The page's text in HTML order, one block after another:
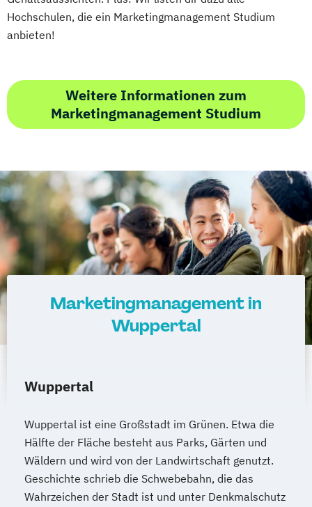
Hochschulen, die ein Marketingmanagement Studium
anbieten!
Weitere Informationen zum
Marketingmanagement Studium
Marketingmanagement in
Wuppertal
Wuppertal
Wuppertal ist eine Großstadt im Grünen. Etwa die
Hälfte der Fläche besteht aus Parks, Gärten und
Wäldern und wird von der Landwirtschaft genutzt.
Geschichte schrieb die Schwebebahn, die das
Wahrzeichen der Stadt ist und unter Denkmalschutz